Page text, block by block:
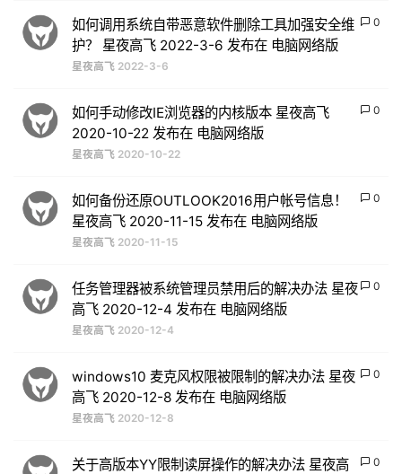
0
如何调用系统自带恶意软件删除工具加强安全维
护？ 星夜高飞 2022-3-6 发布在 电脑网络版
星夜高飞 2022-3-6
0
如何手动修改IE浏览器的内核版本 星夜高飞
2020-10-22 发布在 电脑网络版
星夜高飞 2020-10-22
0
如何备份还原OUTLOOK2016用户帐号信息！
星夜高飞 2020-11-15 发布在 电脑网络版
星夜高飞 2020-11-15
0
任务管理器被系统管理员禁用后的解决办法 星夜
高飞 2020-12-4 发布在 电脑网络版
星夜高飞 2020-12-4
0
windows10 麦克风权限被限制的解决办法 星夜
高飞 2020-12-8 发布在 电脑网络版
星夜高飞 2020-12-8
0
关于高版本YY限制读屏操作的解决办法 星夜高